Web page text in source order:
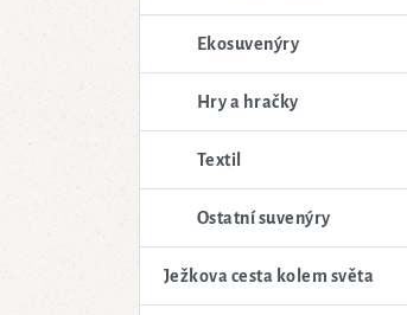
Ekosuvenýry
Hry a hračky
Textil
Ostatní suvenýry
Ježkova cesta kolem světa